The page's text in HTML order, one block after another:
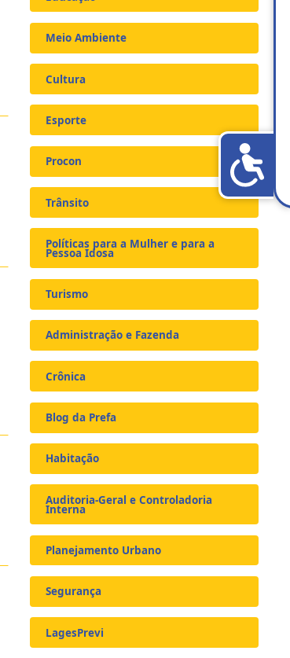
Meio Ambiente
Cultura
Esporte
Procon
Trânsito
Políticas para a Mulher e para a
Pessoa Idosa
Turismo
Administração e Fazenda
Crônica
Blog da Prefa
Habitação
Auditoria-Geral e Controladoria
Interna
Planejamento Urbano
Segurança
LagesPrevi